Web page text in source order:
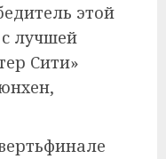
этой
лучшей
Сити»